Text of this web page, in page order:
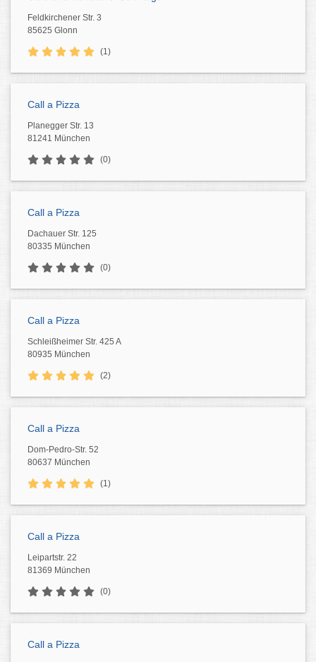
Feldkirchener Str. 3
85625 Glonn
(1)
Call a Pizza
Planegger Str. 13
81241 München
(0)
Call a Pizza
Dachauer Str. 125
80335 München
(0)
Call a Pizza
Schleißheimer Str. 425 A
80935 München
(2)
Call a Pizza
Dom-Pedro-Str. 52
80637 München
(1)
Call a Pizza
Leipartstr. 22
81369 München
(0)
Call a Pizza